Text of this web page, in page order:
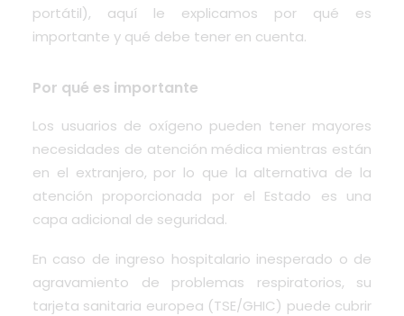
portátil), aquí le explicamos por qué es
importante y qué debe tener en cuenta.
Por qué es importante
Los usuarios de oxígeno pueden tener mayores
necesidades de atención médica mientras están
en el extranjero, por lo que la alternativa de la
atención proporcionada por el Estado es una
capa adicional de seguridad.
En caso de ingreso hospitalario inesperado o de
agravamiento de problemas respiratorios, su
tarjeta sanitaria europea (TSE/GHIC) puede cubrir